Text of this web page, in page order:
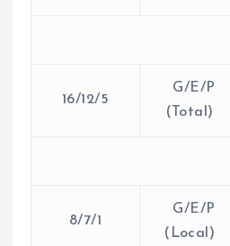
16/12/5
G/E/P
(Total)
8/7/1
G/E/P
(Local)